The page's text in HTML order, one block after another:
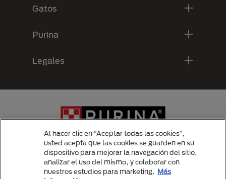
Gatos
Purina
Legales
Menu Footer Secundario Purina
Al hacer clic en “Aceptar todas las cookies”,
usted acepta que las cookies se guarden en su
dispositivo para mejorar la navegación del sitio,
analizar el uso del mismo, y colaborar con
nuestros estudios para marketing. Más